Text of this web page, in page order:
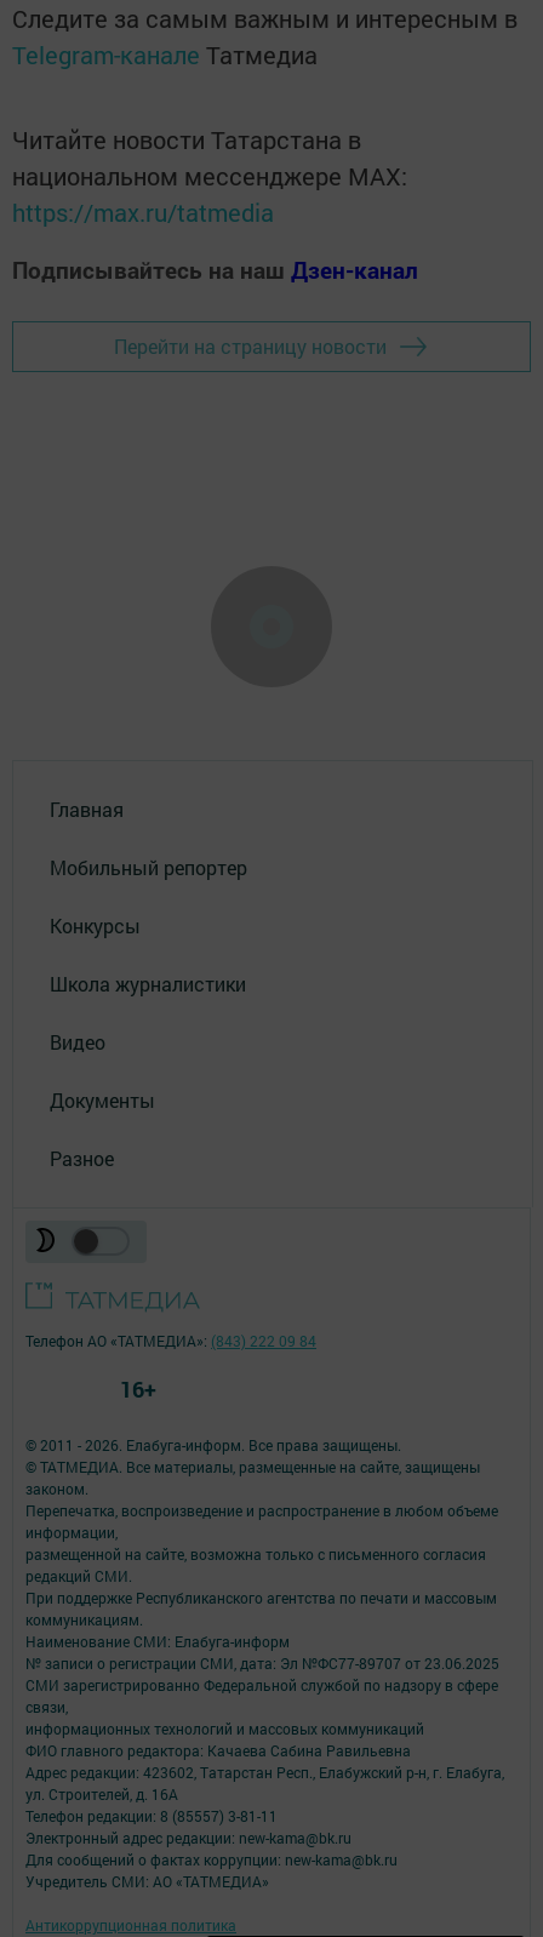
Следите за самым важным и интересным в
Telegram-канале Татмедиа
Читайте новости Татарстана в
национальном мессенджере MАХ:
https://max.ru/tatmedia
Подписывайтесь на наш Дзен-канал
Перейти на страницу новости
Главная
Мобильный репортер
Конкурсы
Школа журналистики
Видео
Документы
Разное
© 2011 - 2026. Елабуга-информ. Все права защищены.
© ТАТМЕДИА. Все материалы, размещенные на сайте, защищены
законом.
Перепечатка, воспроизведение и распространение в любом объеме
информации,
размещенной на сайте, возможна только с письменного согласия
редакций СМИ.
При поддержке Республиканского агентства по печати и массовым
коммуникациям.
Наименование СМИ: Елабуга-информ
№ записи о регистрации СМИ, дата: Эл №ФС77-89707 от 23.06.2025
СМИ зарегистрированно Федеральной службой по надзору в сфере
связи,
информационных технологий и массовых коммуникаций
ФИО главного редактора: Качаева Сабина Равильевна
Адрес редакции: 423602, Татарстан Респ., Елабужский р-н, г. Елабуга,
ул. Строителей, д. 16А
Телефон редакции: 8 (85557) 3-81-11
Электронный адрес редакции: new-kama@bk.ru
Для сообщений о фактах коррупции: new-kama@bk.ru
Учредитель СМИ: АО «ТАТМЕДИА»
Антикоррупционная политика
Телефон АО «ТАТМЕДИА»: (843) 222 09 84
16+